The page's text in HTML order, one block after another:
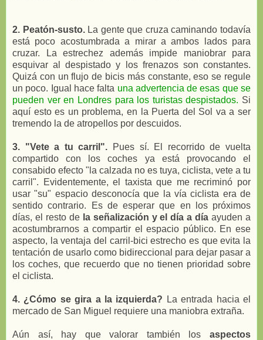
2. Peatón-susto. La gente que cruza caminando todavía
está poco acostumbrada a mirar a ambos lados para
cruzar. La estrechez además impide maniobrar para
esquivar al despistado y los frenazos son constantes.
Quizá con un flujo de bicis más constante, eso se regule
un poco. Igual hace falta una advertencia de esas que se
pueden ver en Londres para los turistas despistados. Si
aquí esto es un problema, en la Puerta del Sol va a ser
tremendo la de atropellos por descuidos.
3. "Vete a tu carril".
Pues sí. El recorrido de vuelta
compartido con los coches ya está provocando el
consabido efecto "la calzada no es tuya, ciclista, vete a tu
carril". Evidentemente, el taxista que me recriminó por
usar "su" espacio desconocía que la vía ciclista era de
sentido contrario. Es de esperar que en los próximos
días, el resto de la señalización y el día a día ayuden a
acostumbrarnos a compartir el espacio público. En ese
aspecto, la ventaja del carril-bici estrecho es que evita la
tentación de usarlo como bidireccional para dejar pasar a
los coches, que recuerdo que no tienen prioridad sobre
el ciclista.
4. ¿Cómo se gira a la izquierda? La entrada hacia el
mercado de San Miguel requiere una maniobra extraña.
Aún así, hay que valorar también los aspectos